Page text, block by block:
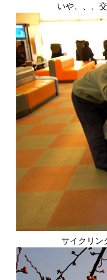
いや、、、
サイクリン